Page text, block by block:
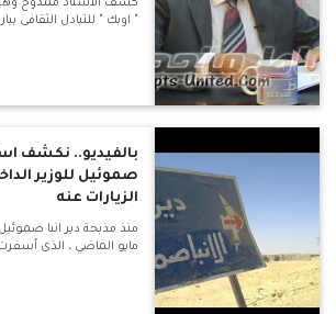
كشف الأستاذ ممدوح
" اوبك " للتبادل الثقافى
بالفيديو.. نكشف
صموئيل للوزير
الزيارات عنه
منذ مذبحة دير انبا
مايو الماضي ، الذى